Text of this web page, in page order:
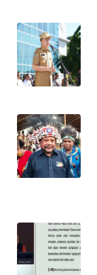
INFO
IKLAN
TENTANG
KAMI
PEDOMAN
MEDIA
SIBER
DISCLAIMER